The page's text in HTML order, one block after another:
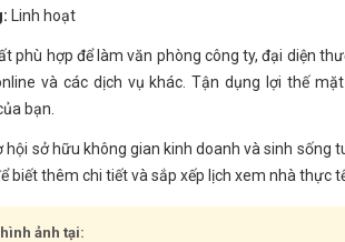
Linh hoạt
phù hợp để làm văn phòng công ty, đại diện
và các dịch vụ khác. Tận dụng lợi thế
bạn.
hội sở hữu không gian kinh doanh và sinh sống
biết thêm chi tiết và sắp xếp lịch xem nhà thực
ảnh tại: